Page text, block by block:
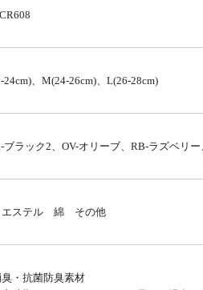
24cm)、M(24-26cm)、L(26-28cm)
ブラック2、OV-オリーブ、RB-ラズベリ
エステル 綿 その他
臭・抗菌防臭素材